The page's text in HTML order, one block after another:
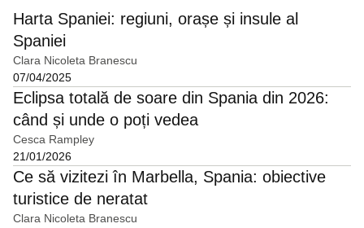
Harta Spaniei: regiuni, orașe și insule al
Spaniei
Clara Nicoleta Branescu
07/04/2025
Eclipsa totală de soare din Spania din 2026:
când și unde o poți vedea
Cesca Rampley
21/01/2026
Ce să vizitezi în Marbella, Spania: obiective
turistice de neratat
Clara Nicoleta Branescu